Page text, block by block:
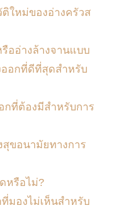
ใหม่ของอ่างครัวส
ออ่างล้างจานแบบ
ออกที่ดีที่สุดสำหรับ
กที่ต้องมีสำหรับการ
ขอนามัยทางการ
หรือไม่?
มองไม่เห็นสำหรับ